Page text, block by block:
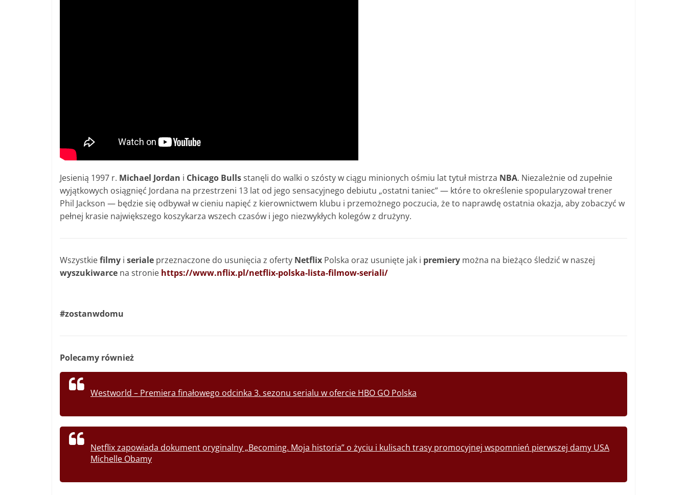
Jesienią 1997 r. Michael Jordan i Chicago Bullsstanęli do walki o szósty w ciągu minionych ośmiu lat tytuł mistrza NBA. Niezależnie od zupełnie
wyjątkowych osiągnięć Jordana na przestrzeni 13 lat od jego sensacyjnego debiutu „ostatni taniec” — które to określenie spopularyzował trener
Phil Jackson — będzie się odbywał w cieniu napięć z kierownictwem klubu i przemożnego poczucia, że to naprawdę ostatnia okazja, aby zobaczyć w
pełnej krasie największego koszykarza wszech czasów i jego niezwykłych kolegów z drużyny.
Wszystkiefilmy i seriale przeznaczone do usunięcia z oferty Netflix Polska oraz usunięte jak i premiery można na bieżąco śledzić w naszej
wyszukiwarce na stronie https://www.nflix.pl/netflix-polska-lista-filmow-seriali/
#zostanwdomu
Polecamy również
Westworld – Premiera finałowego odcinka 3. sezonu serialu w ofercie HBO GO Polska
Netflix zapowiada dokument oryginalny „Becoming. Moja historia” o życiu i kulisach trasy promocyjnej wspomnień pierwszej damy USA
Michelle Obamy